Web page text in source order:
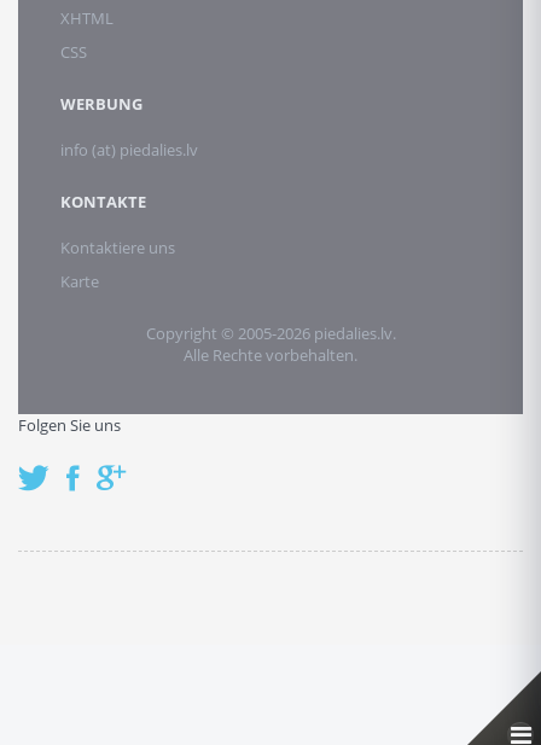
XHTML
CSS
WERBUNG
info (at) piedalies.lv
KONTAKTE
Kontaktiere uns
Karte
Copyright © 2005-2026 piedalies.lv.
Alle Rechte vorbehalten.
Folgen Sie uns